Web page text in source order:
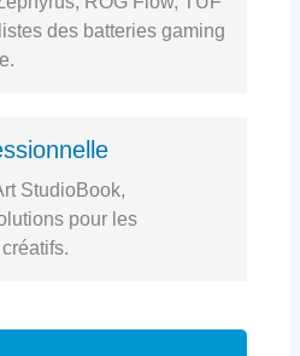
des batteries gaming
StudioBook,
pour les